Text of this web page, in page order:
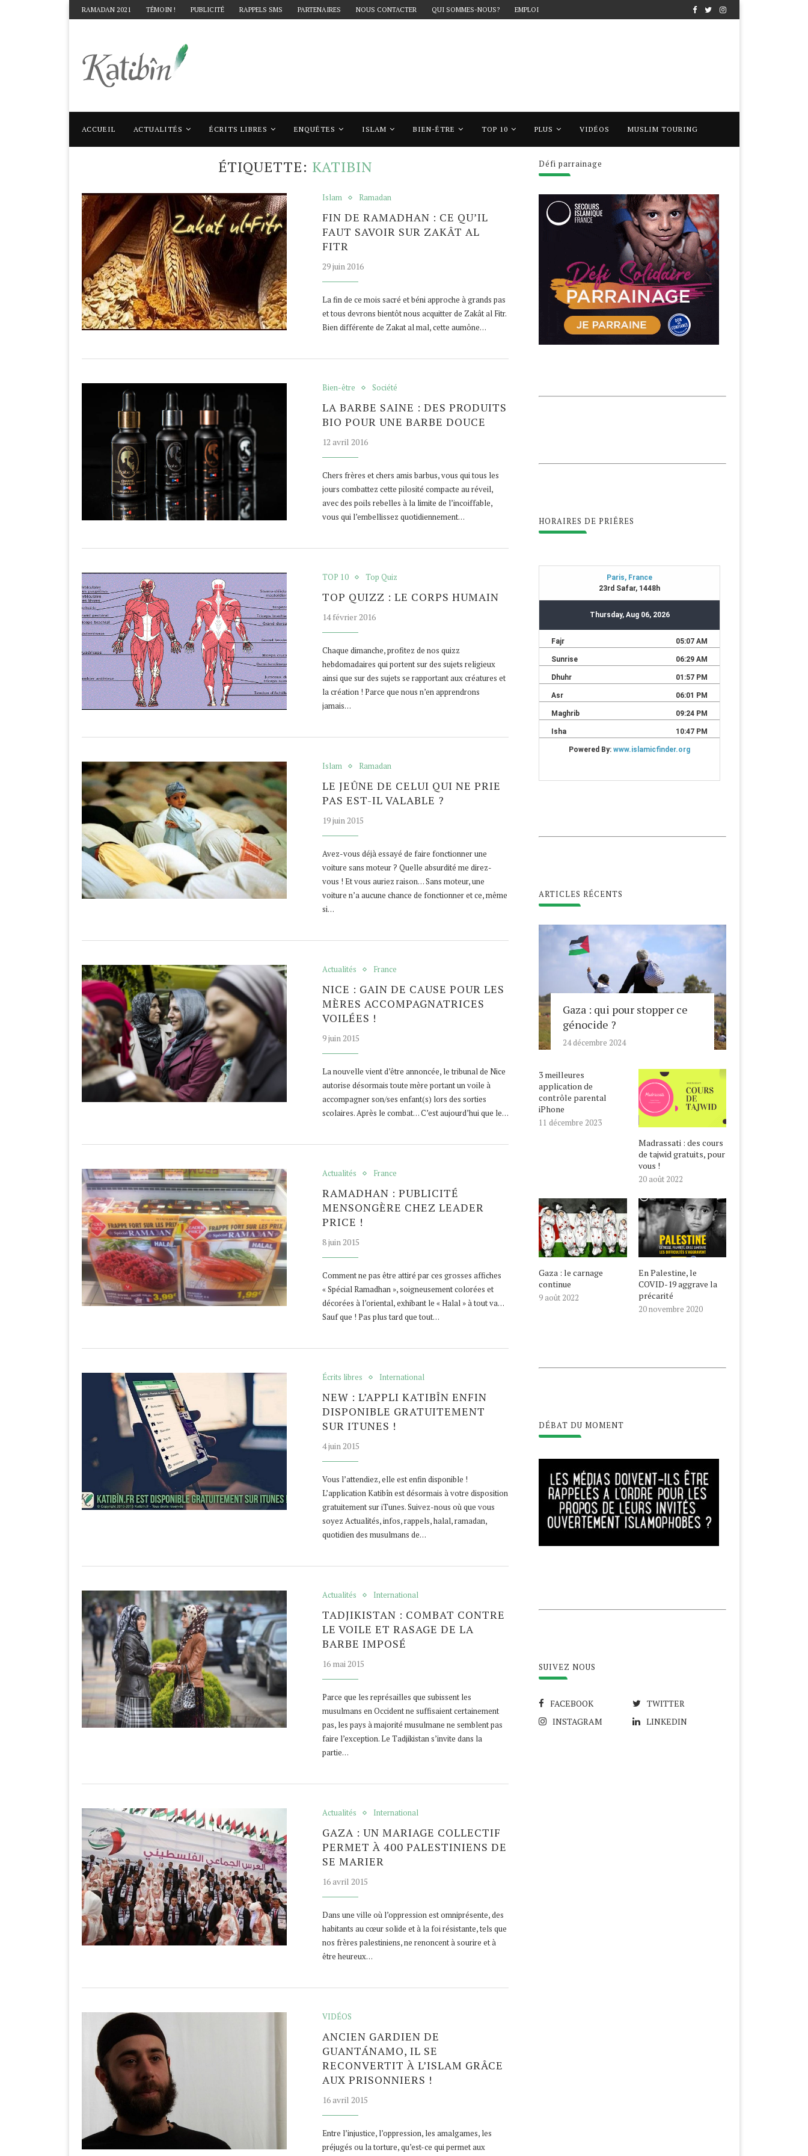
RAMADAN 2021 TÉMOIN ! PUBLICITÉ RAPPELS SMS PARTENAIRES NOUS CONTACTER QUI SOMMES-NOUS? EMPLOI
ACCUEIL ACTUALITÉS ÉCRITS LIBRES ENQUÊTES ISLAM BIEN-ÊTRE TOP 10 PLUS VIDÉOS MUSLIM TOURING
Accueil Mots clés Articles taggés avec "katibin"
ÉTIQUETTE: KATIBIN
Islam Ramadan
FIN DE RAMADHAN : CE QU’IL
FAUT SAVOIR SUR ZAKÂT AL
FITR
29 juin 2016
La fin de ce mois sacré et béni approche à grands pas
et tous devrons bientôt nous acquitter de Zakât al Fitr.
Bien différente de Zakat al mal, cette aumône…
Bien-être Société
LA BARBE SAINE : DES PRODUITS
BIO POUR UNE BARBE DOUCE
12 avril 2016
Chers frères et chers amis barbus, vous qui tous les
jours combattez cette pilosité compacte au réveil,
avec des poils rebelles à la limite de l’incoiffable,
vous qui l’embellissez quotidiennement…
TOP 10 Top Quiz
TOP QUIZZ : LE CORPS HUMAIN
14 février 2016
Chaque dimanche, profitez de nos quizz
hebdomadaires qui portent sur des sujets religieux
ainsi que sur des sujets se rapportant aux créatures et
la création ! Parce que nous n’en apprendrons
jamais…
Islam Ramadan
LE JEÛNE DE CELUI QUI NE PRIE
PAS EST-IL VALABLE ?
19 juin 2015
Avez-vous déjà essayé de faire fonctionner une
voiture sans moteur ? Quelle absurdité me direz-
vous ! Et vous auriez raison… Sans moteur, une
voiture n’a aucune chance de fonctionner et ce, même
si…
Actualités France
NICE : GAIN DE CAUSE POUR LES
MÈRES ACCOMPAGNATRICES
VOILÉES !
9 juin 2015
La nouvelle vient d’être annoncée, le tribunal de Nice
autorise désormais toute mère portant un voile à
accompagner son/ses enfant(s) lors des sorties
scolaires. Après le combat… C’est aujourd’hui que le…
Actualités France
RAMADHAN : PUBLICITÉ
MENSONGÈRE CHEZ LEADER
PRICE !
8 juin 2015
Comment ne pas être attiré par ces grosses affiches
« Spécial Ramadhan », soigneusement colorées et
décorées à l’oriental, exhibant le « Halal » à tout va…
Sauf que ! Pas plus tard que tout…
Écrits libres International
NEW : L’APPLI KATIBÎN ENFIN
DISPONIBLE GRATUITEMENT
SUR ITUNES !
4 juin 2015
Vous l’attendiez, elle est enfin disponible !
L’application Katibîn est désormais à votre disposition
gratuitement sur iTunes. Suivez-nous où que vous
soyez Actualités, infos, rappels, halal, ramadan,
quotidien des musulmans de…
Actualités International
TADJIKISTAN : COMBAT CONTRE
LE VOILE ET RASAGE DE LA
BARBE IMPOSÉ
16 mai 2015
Parce que les représailles que subissent les
musulmans en Occident ne suffisaient certainement
pas, les pays à majorité musulmane ne semblent pas
faire l’exception. Le Tadjikistan s’invite dans la
partie…
Actualités International
GAZA : UN MARIAGE COLLECTIF
PERMET À 400 PALESTINIENS DE
SE MARIER
16 avril 2015
Dans une ville où l’oppression est omniprésente, des
habitants au cœur solide et à la foi résistante, tels que
nos frères palestiniens, ne renoncent à sourire et à
être heureux…
VIDÉOS
ANCIEN GARDIEN DE
GUANTÁNAMO, IL SE
RECONVERTIT À L’ISLAM GRÂCE
AUX PRISONNIERS !
16 avril 2015
Entre l’injustice, l’oppression, les amalgames, les
préjugés ou la torture, qu’est-ce qui permet aux
Défi parrainage
HORAIRES DE PRIÊRES
ARTICLES RÉCENTS
Gaza : qui pour stopper ce
génocide ?
24 décembre 2024
3 meilleures
application de
contrôle parental
iPhone
11 décembre 2023
Madrassati : des cours
de tajwid gratuits, pour
vous !
20 août 2022
Gaza : le carnage
continue
9 août 2022
En Palestine, le
COVID-19 aggrave la
précarité
20 novembre 2020
DÉBAT DU MOMENT
SUIVEZ NOUS
FACEBOOK
TWITTER
INSTAGRAM
LINKEDIN